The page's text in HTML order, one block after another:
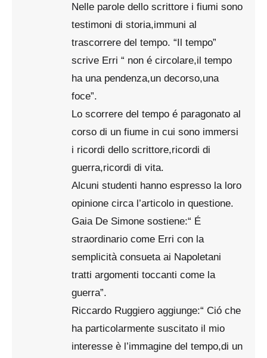
Nelle parole dello scrittore i fiumi sono
testimoni di storia,immuni al
trascorrere del tempo. “Il tempo”
scrive Erri “ non é circolare,il tempo
ha una pendenza,un decorso,una
foce”.
Lo scorrere del tempo é paragonato al
corso di un fiume in cui sono immersi
i ricordi dello scrittore,ricordi di
guerra,ricordi di vita.
Alcuni studenti hanno espresso la loro
opinione circa l’articolo in questione.
Gaia De Simone sostiene:“ É
straordinario come Erri con la
semplicità consueta ai Napoletani
tratti argomenti toccanti come la
guerra”.
Riccardo Ruggiero aggiunge:“ Ció che
ha particolarmente suscitato il mio
interesse è l’immagine del tempo,di un